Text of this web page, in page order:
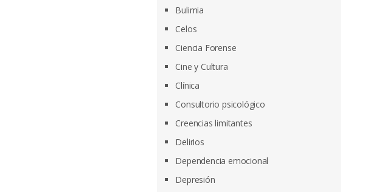
Bulimia
Celos
Ciencia Forense
Cine y Cultura
Clínica
Consultorio psicológico
Creencias limitantes
Delirios
Dependencia emocional
Depresión